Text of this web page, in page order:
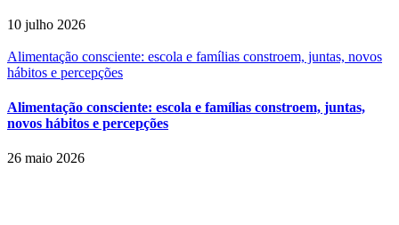
10 julho 2026
Alimentação consciente: escola e famílias constroem, juntas, novos
hábitos e percepções
Alimentação consciente: escola e famílias constroem, juntas,
novos hábitos e percepções
26 maio 2026